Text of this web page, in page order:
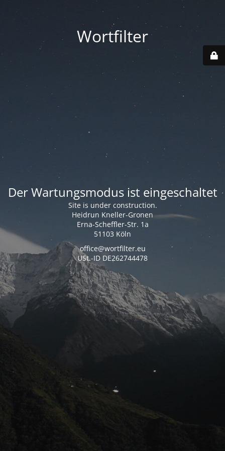
Wortfilter
Der Wartungsmodus ist eingeschaltet
Site is under construction.
Heidrun Kneller-Gronen
Erna-Scheffler-Str. 1a
51103 Köln
office@wortfilter.eu
USt.-ID DE262744478